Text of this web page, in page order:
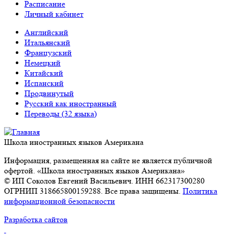
Расписание
Личный кабинет
Английский
Итальянский
Французский
Немецкий
Китайский
Испанский
Продвинутый
Русский как иностранный
Переводы (32 языка)
Школа иностранных языков Американа
Информация, размещенная на сайте не является публичной
офертой. «Школа иностранных языков Американа»
© ИП Соколов Евгений Васильевич. ИНН 662317300280
ОГРНИП 318665800159288. Все права защищены. Политика
информационной безопасности
Разработка сайтов